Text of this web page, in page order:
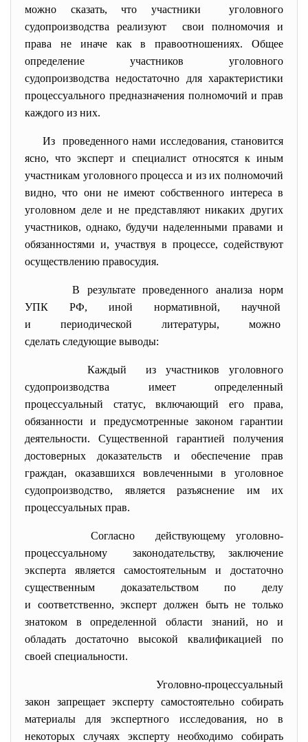
можно сказать, что участники уголовного
судопроизводства реализуют свои полномочия и
права не иначе как в правоотношениях. Общее
определение участников уголовного
судопроизводства недостаточно для характеристики
процессуального предназначения полномочий и прав
каждого из них.
Из проведенного нами исследования, становится
ясно, что эксперт и специалист относятся к иным
участникам уголовного процесса и из их полномочий
видно, что они не имеют собственного интереса в
уголовном деле и не представляют никаких других
участников, однако, будучи наделенными правами и
обязанностями и, участвуя в процессе, содействуют
осуществлению правосудия.
В результате проведенного анализа норм
УПК РФ, иной нормативной, научной
и периодической литературы, можно
сделать следующие выводы:
Каждый из участников уголовного
судопроизводства имеет определенный
процессуальный статус, включающий его права,
обязанности и предусмотренные законом гарантии
деятельности. Существенной гарантией получения
достоверных доказательств и обеспечение прав
граждан, оказавшихся вовлеченными в уголовное
судопроизводство, является разъяснение им их
процессуальных прав.
Согласно действующему уголовно-
процессуальному законодательству, заключение
эксперта является самостоятельным и достаточно
существенным доказательством по делу
и соответственно, эксперт должен быть не только
знатоком в определенной области знаний, но и
обладать достаточно высокой квалификацией по
своей специальности.
Уголовно-процессуальный
закон запрещает эксперту самостоятельно собирать
материалы для экспертного исследования, но в
некоторых случаях эксперту необходимо собирать